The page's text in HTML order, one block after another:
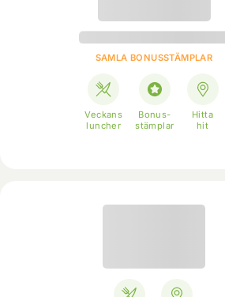
SAMLA BONUSSTÄMPLAR
Veckans
luncher
Bonus-
stämplar
Hitta
hit